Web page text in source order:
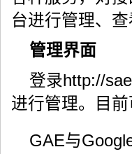
台进行管理、查
管理界面
登录http://
进行管理。目
GAE与